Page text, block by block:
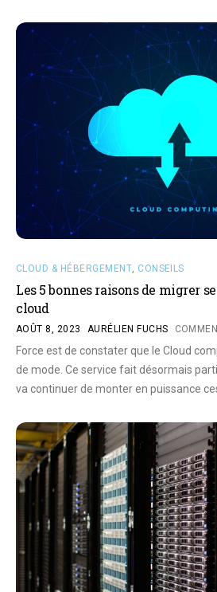
CLOUD & HÉBERGEMENT, CONSEILS
Les 5 bonnes raisons de migrer
cloud
AOÛT 8, 2023 AURÉLIEN FUCHS
Force est de constater que le Cloud
de mode. Ce service fait désormais
va continuer de monter en puissance